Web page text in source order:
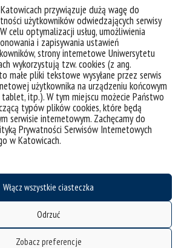
przywiązuje dużą wagę do
użytkowników odwiedzających serwisy
celu optymalizacji usług, umożliwienia
i zapisywania ustawień
strony internetowe Uniwersytetu
wykorzystują tzw. cookies (z ang.
małe pliki tekstowe wysyłane przez serwis
użytkownika na urządzeniu końcowym
itp.). W tym miejscu możecie Państwo
typów plików cookies, które będą
serwisie internetowym. Zachęcamy do
Prywatności Serwisów Internetowych
w Katowicach.
Włącz wszystkie ciasteczka
Odrzuć
Zobacz preferencje
Opis modułów
zajęć
stypendialne